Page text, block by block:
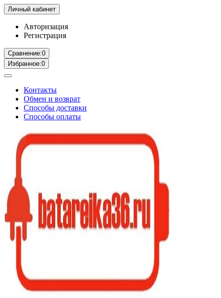
Личный кабинет
Авторизация
Регистрация
Сравнение:0
Избранное:0
Контакты
Обмен и возврат
Способы доставки
Способы оплаты